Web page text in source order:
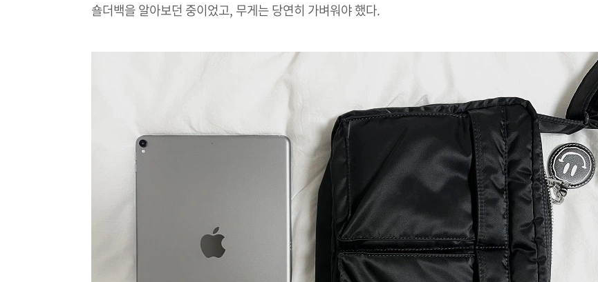
숄더백을 알아보던 중이었고, 무게는 당연히 가벼워야 했다.